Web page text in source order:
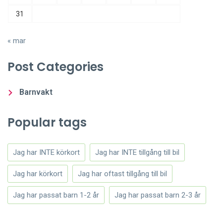
31
« mar
Post Categories
Barnvakt
Popular tags
Jag har INTE körkort Jag har INTE tillgång till bil
Jag har körkort Jag har oftast tillgång till bil
Jag har passat barn 1-2 år Jag har passat barn 2-3 år